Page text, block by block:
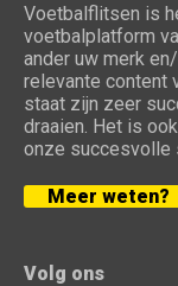
Voetbalflitsen is
voetbalplatform
ander uw merk
relevante content
staat zijn zeer
draaien. Het is
onze succesvolle
Meer weten?
Volg ons